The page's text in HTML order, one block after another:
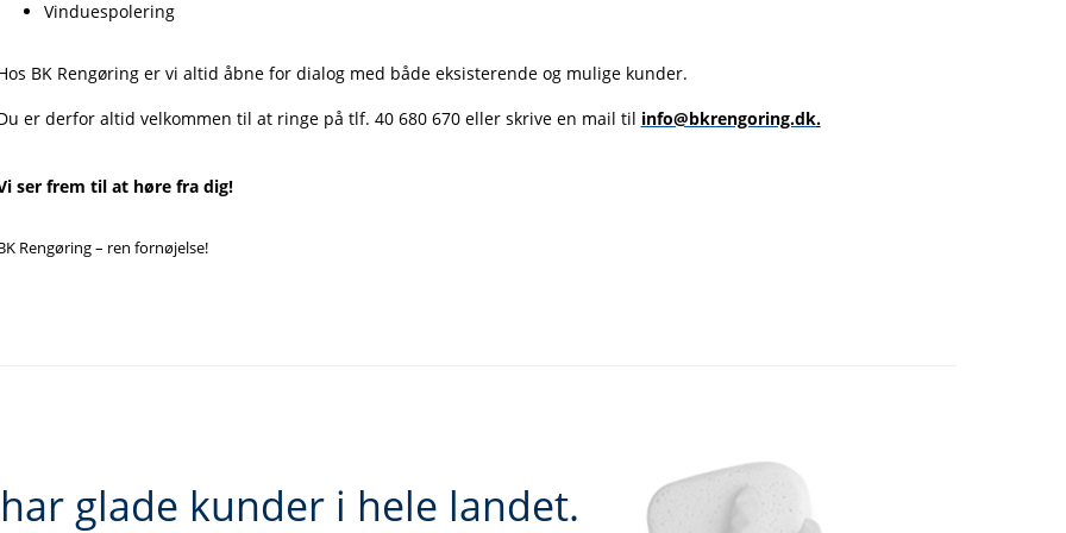
Vinduespolering
BK Rengøring er vi altid åbne for dialog med både eksisterende og mulige kunder.
er derfor altid velkommen til at ringe på tlf. 40 680 670 eller skrive en mail til info@bkrengoring.dk.
ser frem til at høre fra dig!
Rengøring – ren fornøjelse!
glade kunder i hele landet.